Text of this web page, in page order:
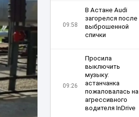
09:58
В Астане Audi
загорелся после
выброшенной
спички
09:26
Просила
выключить
музыку:
астанчанка
пожаловалась на
агрессивного
водителя InDrive